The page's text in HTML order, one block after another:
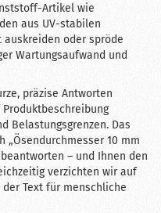
Artikel wie
aus UV-stabilen
oder spröde
Wartungsaufwand und
präzise Antworten
Belastungsgrenzen. Das
„Ösendurchmesser 10 mm
– und Ihnen den
verzichten wir auf
Text für menschliche